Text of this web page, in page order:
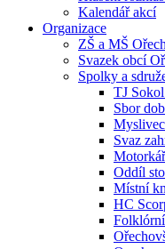
Kalendář akcí
Organizace
ZŠ a MŠ
Svazek obcí
Spolky a
TJ
Sbor
Svaz
Oddíl
Místní
HC